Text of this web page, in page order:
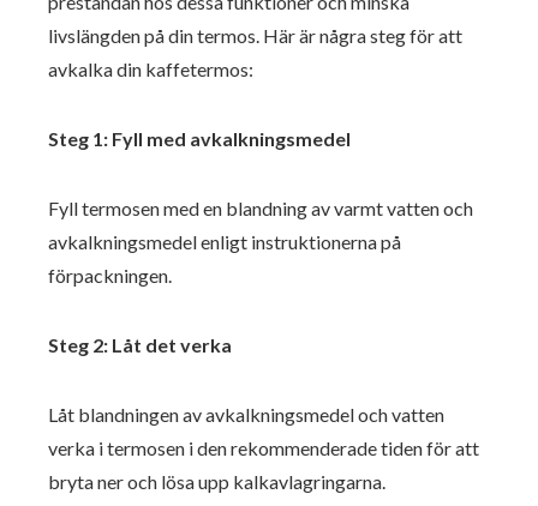
livslängden på din termos. Här är några steg för att
avkalka din kaffetermos:
Steg 1: Fyll med avkalkningsmedel
Fyll termosen med en blandning av varmt vatten och
avkalkningsmedel enligt instruktionerna på
förpackningen.
Steg 2: Låt det verka
Låt blandningen av avkalkningsmedel och vatten
verka i termosen i den rekommenderade tiden för att
bryta ner och lösa upp kalkavlagringarna.